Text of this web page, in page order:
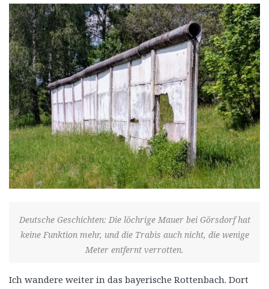
Deutsche Geschichten: Die löchrige Mauer bei Görsdorf hat
keine Funktion mehr, und die Trabis auch nicht, die wenige
Meter entfernt verrotten.
Ich wandere weiter in das bayerische Rottenbach. Dort